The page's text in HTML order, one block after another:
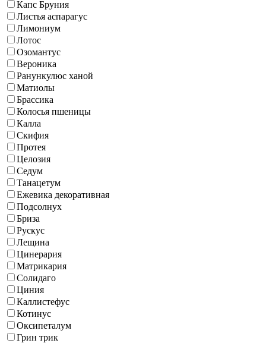
Капс Бруния
Листья аспарагус
Лимониум
Лотос
Озомантус
Вероника
Ранункулюс ханой
Матиолы
Брассика
Колосья пшеницы
Калла
Скифия
Протея
Целозия
Седум
Танацетум
Ежевика декоративная
Подсолнух
Бриза
Рускус
Лещина
Цинерария
Матрикария
Солидаго
Циния
Каллистефус
Котинус
Оксипеталум
Грин трик